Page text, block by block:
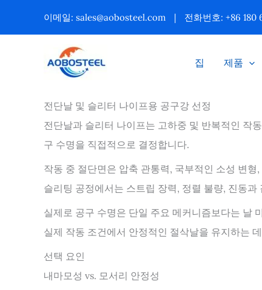
이메일: sales@aobosteel.com | 전화번호: +86 180
집 제품
전단날 및 슬리터 나이프용 공구강 선정
전단날과 슬리터 나이프는 고하중 및 반복적인 작
구 수명을 직접적으로 결정합니다.
작동 중 절단면은 압축 관통력, 국부적인 소성 변
슬리팅 공정에서는 스트립 장력, 정렬 불량, 진동
실제로 공구 수명은 단일 주요 메커니즘보다는 날
실제 작동 조건에서 안정적인 절삭날을 유지하는
선택 요인
내마모성 vs. 모서리 안정성